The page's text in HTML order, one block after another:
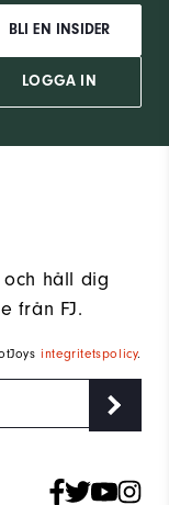
BLI EN INSIDER
LOGGA IN
håll dig
från FJ.
integritetspolicy.